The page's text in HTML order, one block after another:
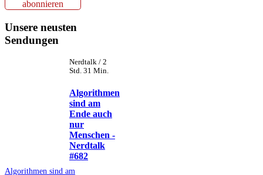
abonnieren
Unsere neusten
Sendungen
Nerdtalk / 2
Std. 31 Min.
Algorithmen
sind am
Ende auch
nur
Menschen -
Nerdtalk
#682
Algorithmen sind am